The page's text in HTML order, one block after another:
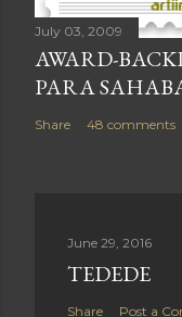
July 03, 2009
AWARD-
PARA
Share 48 comments
June 29, 2016
TEDEDE
Share Post a